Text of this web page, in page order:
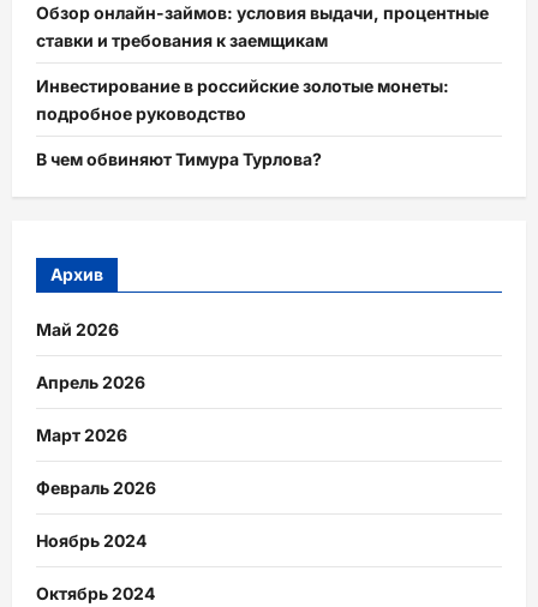
Обзор онлайн-займов: условия выдачи, процентные
ставки и требования к заемщикам
Инвестирование в российские золотые монеты:
подробное руководство
В чем обвиняют Тимура Турлова?
Архив
Май 2026
Апрель 2026
Март 2026
Февраль 2026
Ноябрь 2024
Октябрь 2024